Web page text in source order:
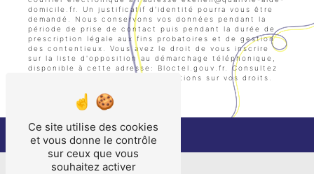
domicile.fr. Un justificatif d'identité pourra vous être
demandé. Nous conservons vos données pendant la
période de prise de contact puis pendant la durée de
prescription légale aux fins probatoires et de gestion
des contentieux. Vous avez le droit de vous inscrire
sur la liste d'opposition au démarchage téléphonique,
disponible à cette adresse: Bloctel.gouv.fr . Consultez
le site cnil.fr pour plus d’informations sur vos droits.
Ce site utilise des cookies
et vous donne le contrôle
sur ceux que vous
souhaitez activer